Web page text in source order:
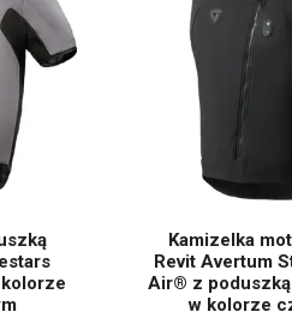
Kamizelka
Revit Avertum
Air® z
w kolorze